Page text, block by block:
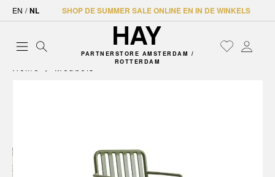
EN / NL SHOP DE SUMMER SALE ONLINE EN IN DE WINKELS
PARTNERSTORE AMSTERDAM /
ROTTERDAM
Home Meubels